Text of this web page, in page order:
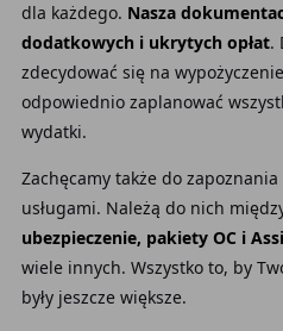
dla każdego. Nasza
dodatkowych i ukrytych opłat.
zdecydować się na
odpowiednio zaplanować
wydatki.
Zachęcamy także do
usługami. Należą do nich
ubezpieczenie, pakiety OC i
wiele innych. Wszystko to, by
były jeszcze większe.